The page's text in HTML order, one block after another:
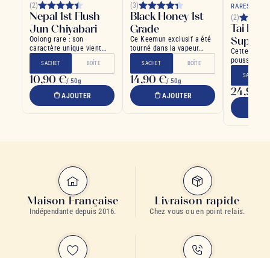
(2)
Nepal 1st Flush
Jun Chiyabari
Oolong rare : son
caractère unique vient
des cimes de l'Himalaya
SACHET BOÎTE
10,90 €/ 50g
AJOUTER
(3)
Black Honey 1st
Grade
Ce Keemun exclusif a été
tourné dans la vapeur
sucrée d‘un miel d‘abeilles
SACHET BOÎTE
14,90 €/ 50g
AJOUTER
RARES
(2)
Tai
Cette
pousse sur
SACHET
24,90 €
Maison Française
Indépendante depuis 2016.
Livraison rapide
Chez vous ou en point relais.